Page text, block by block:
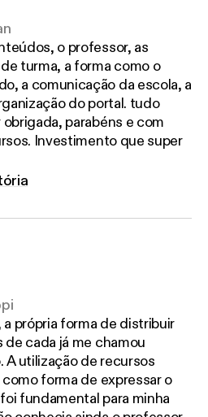
o professor, as
turma, a forma como o
a comunicação da escola, a
do portal. tudo
parabéns e com
Investimento que super
própria forma de distribuir
de cada já me chamou
A utilização de recursos
forma de expressar o
fundamental para minha